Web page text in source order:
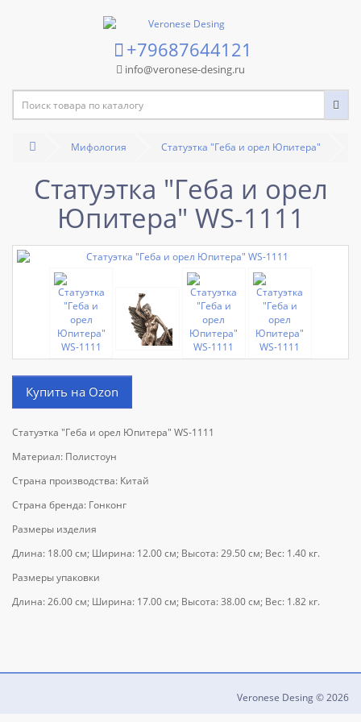
+79687644121
info@veronese-desing.ru
Мифология Статуэтка "Геба и орел Юпитера"
Статуэтка "Геба и орел
Юпитера" WS-1111
Купить на Ozon
Статуэтка "Геба и орел Юпитера" WS-1111
Материал: Полистоун
Страна производства: Китай
Страна бренда: Гонконг
Размеры изделия
Длина: 18.00 см; Ширина: 12.00 см; Высота: 29.50 см; Вес: 1.40 кг.
Размеры упаковки
Длина: 26.00 см; Ширина: 17.00 см; Высота: 38.00 см; Вес: 1.82 кг.
Veronese Desing © 2026